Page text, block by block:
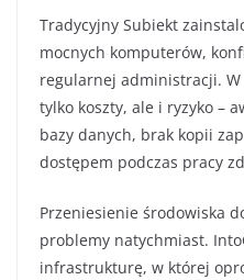
Tradycyjny Subiekt
mocnych komputerów,
regularnej administracji. W
tylko koszty, ale i ryzyko –
bazy danych, brak kopii
dostępem podczas pracy
Przeniesienie środowiska
problemy natychmiast.
infrastrukturę, w której